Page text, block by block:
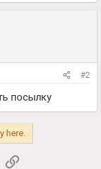
#2
посылку
here.
Email